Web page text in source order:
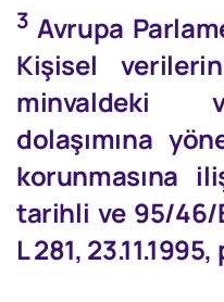
3 Avrupa
Kişisel
minvaldeki
dolaşımına
korunmasına
tarihli ve 95/46/
L 281, 23.11.1995,